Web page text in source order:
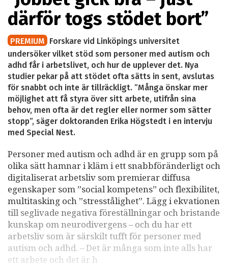
därför togs stödet bort”
PREMIUM Forskare vid Linköpings universitet
undersöker vilket stöd som personer med autism och
adhd får i arbetslivet, och hur de upplever det. Nya
studier pekar på att stödet ofta sätts in sent, avslutas
för snabbt och inte är tillräckligt. ”Många önskar mer
möjlighet att få styra över sitt arbete, utifrån sina
behov, men ofta är det regler eller normer som sätter
stopp”, säger doktoranden Erika Högstedt i en intervju
med Special Nest.
Personer med autism och adhd är en grupp som på
olika sätt hamnar i kläm i ett snabbföränderligt och
digitaliserat arbetsliv som premierar diffusa
egenskaper som ”social kompetens” och flexibilitet,
multitasking och ”stresstålighet”. Lägg i ekvationen
till seglivade negativa föreställningar och bristande
kunskap om neurodivergens – och du har ett
arbetsliv som är särskilt tufft för personer med
autism och adhd. – Det är många som inte alls har
ett arbete och det är h